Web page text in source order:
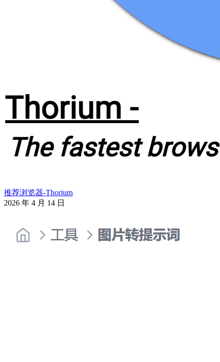
推荐浏览器-Thorium
2026 年 4 月 14 日